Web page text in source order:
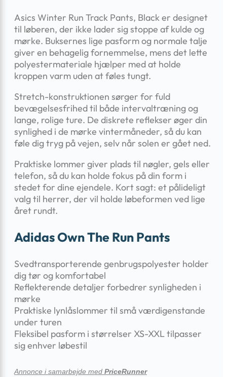
Asics Winter Run Track Pants, Black er designet
til løberen, der ikke lader sig stoppe af kulde og
mørke. Buksernes lige pasform og normale talje
giver en behagelig fornemmelse, mens det lette
polyester­materiale hjælper med at holde
kroppen varm uden at føles tungt.
Stretch-konstruktionen sørger for fuld
bevægelsesfrihed til både intervaltræning og
lange, rolige ture. De diskrete reflekser øger din
synlighed i de mørke vintermåneder, så du kan
føle dig tryg på vejen, selv når solen er gået ned.
Praktiske lommer giver plads til nøgler, gels eller
telefon, så du kan holde fokus på din form i
stedet for dine ejendele. Kort sagt: et pålideligt
valg til herrer, der vil holde løbeformen ved lige
året rundt.
Adidas Own The Run Pants
Svedtransporterende genbrugspolyester holder
dig tør og komfortabel
Reflekterende detaljer forbedrer synligheden i
mørke
Praktiske lynlåslommer til små værdigenstande
under turen
Fleksibel pasform i størrelser XS-XXL tilpasser
sig enhver løbestil
Annonce i samarbejde med PriceRunner